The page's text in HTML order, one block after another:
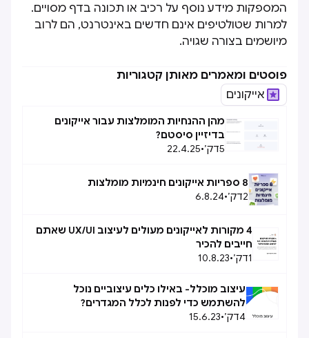
המספקות מידע נוסף על רכיב או תכונה בדף מסויים.
למרות שטולטיפים אינם חדשים באינטרנט, הם לרוב
מיושמים בצורה שגויה.
פוסטים ומאמרים מאותן קטגוריות
אייקונים
מהן ההנחיות המומלצות עבור אייקונים
בדיזיין סיסטם?
5דק׳•
22.4.25
8 ספריות אייקונים חינמיות מומלצות
2דק׳•
6.8.24
4 מקורות לאייקונים מעולים לעיצוב UX/UI שאתם
חייבים להכיר
1דק׳•
10.8.23
עיצוב מוכלל- באילו כלים עיצוביים נוכל
להשתמש כדי לפנות לכלל המגדרים?
4דק׳•
15.6.23